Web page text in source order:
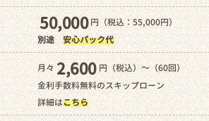
50,000円（税込：55,000円）
別途 安心パック代
月々 2,600 円（税込）～（60回）
金利手数料無料のスキップローン
詳細はこちら